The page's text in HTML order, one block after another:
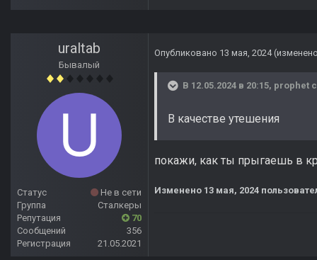
uraltab
Бывалый
Статус
Не в сети
Группа
Сталкеры
Репутация
70
Сообщений
356
Регистрация
21.05.2021
Опубликовано 13 мая, 2024
В 12.05.2024 в 20:15, prophet
В качестве утешения
покажи, как ты прыгаешь в
Изменено 13 мая, 2024